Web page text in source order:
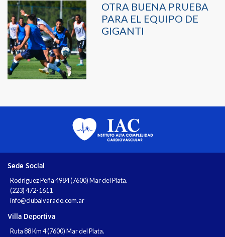
OTRA BUENA PRUEBA
PARA EL EQUIPO DE
GIGANTI
Sede Social
Rodríguez Peña 4984 (7600) Mar del Plata.
(223) 472-1611
info@clubalvarado.com.ar
Villa Deportiva
Ruta 88 Km 4 (7600) Mar del Plata.